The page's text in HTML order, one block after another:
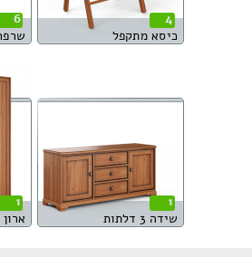
4
כיסא מתקפל
6
1
שידה 3 דלתות
1
ארון 5 דלתות